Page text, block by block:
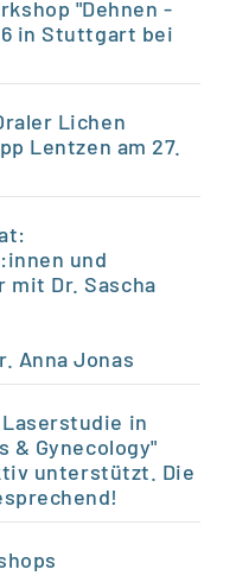
"Dehnen -
in Stuttgart bei
Lichen
Lentzen am 27.
und
mit Dr. Sascha
Anna Jonas
in
& Gynecology"
unterstützt. Die